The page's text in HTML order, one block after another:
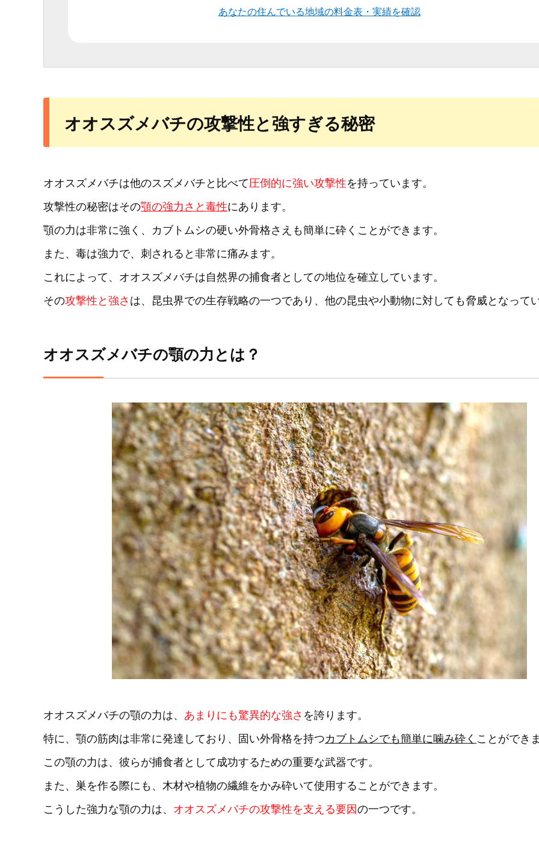
あなたの住んでいる地域の料金表・実績を確認
オオスズメバチの攻撃性と強すぎる秘密
オオスズメバチは他のスズメバチと比べて圧倒的に強い攻撃性を持っています。
攻撃性の秘密はその顎の強力さと毒性にあります。
顎の力は非常に強く、カブトムシの硬い外骨格さえも簡単に砕くことができます。
また、毒は強力で、刺されると非常に痛みます。
これによって、オオスズメバチは自然界の捕食者としての地位を確立しています。
その攻撃性と強さ は、昆虫界での生存戦略の一つであり、他の昆虫や小動物に対しても脅威となって
オオスズメバチの顎の力とは？
オオスズメバチの顎の力は、 あまりにも驚異的な強さ を誇ります。
特に、顎の筋肉は非常に発達しており、固い外骨格を持つカブトムシでも簡単に噛み砕く ことができ
この顎の力は、彼らが捕食者として成功するための重要な武器です。
また、巣を作る際にも、木材や植物の繊維をかみ砕いて使用することができます。
こうした強力な顎の力は、 オオスズメバチの攻撃性を支える要因の一つです。